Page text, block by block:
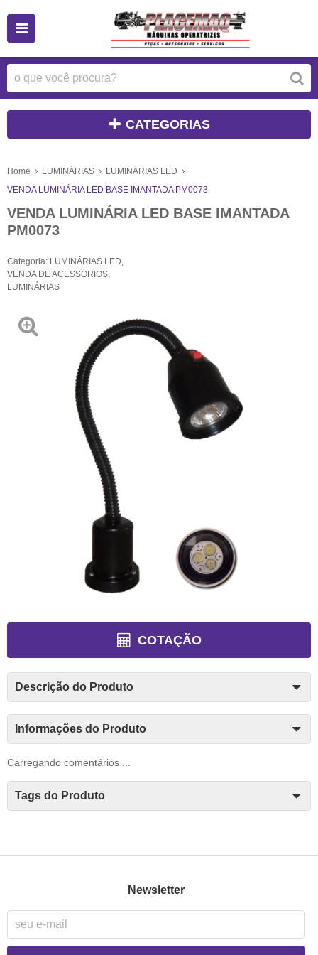
CATEGORIAS
Home LUMINÁRIAS
LUMINÁRIAS LED
VENDA LUMINÁRIA LED BASE IMANTADA PM0073
VENDA LUMINÁRIA LED BASE IMANTADA
PM0073
Categoria: LUMINÁRIAS LED
VENDA DE ACESSÓRIOS
LUMINÁRIAS
COTAÇÃO
Descrição do Produto
Informações do Produto
Carregando comentários ...
Tags do Produto
Newsletter